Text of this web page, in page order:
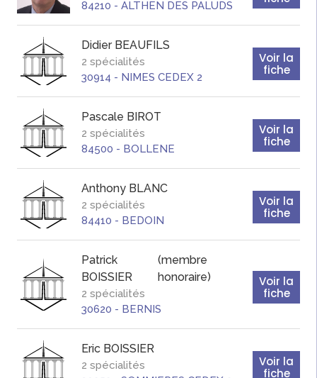
84210 - ALTHEN DES PALUDS
Didier BEAUFILS
2 spécialités
30914 - NIMES CEDEX 2
Voir la
fiche
Pascale BIROT
2 spécialités
84500 - BOLLENE
Voir la
fiche
Anthony BLANC
2 spécialités
84410 - BEDOIN
Voir la
fiche
Patrick
BOISSIER
(membre
honoraire)
2 spécialités
30620 - BERNIS
Voir la
fiche
Eric BOISSIER
2 spécialités
Voir la
fiche